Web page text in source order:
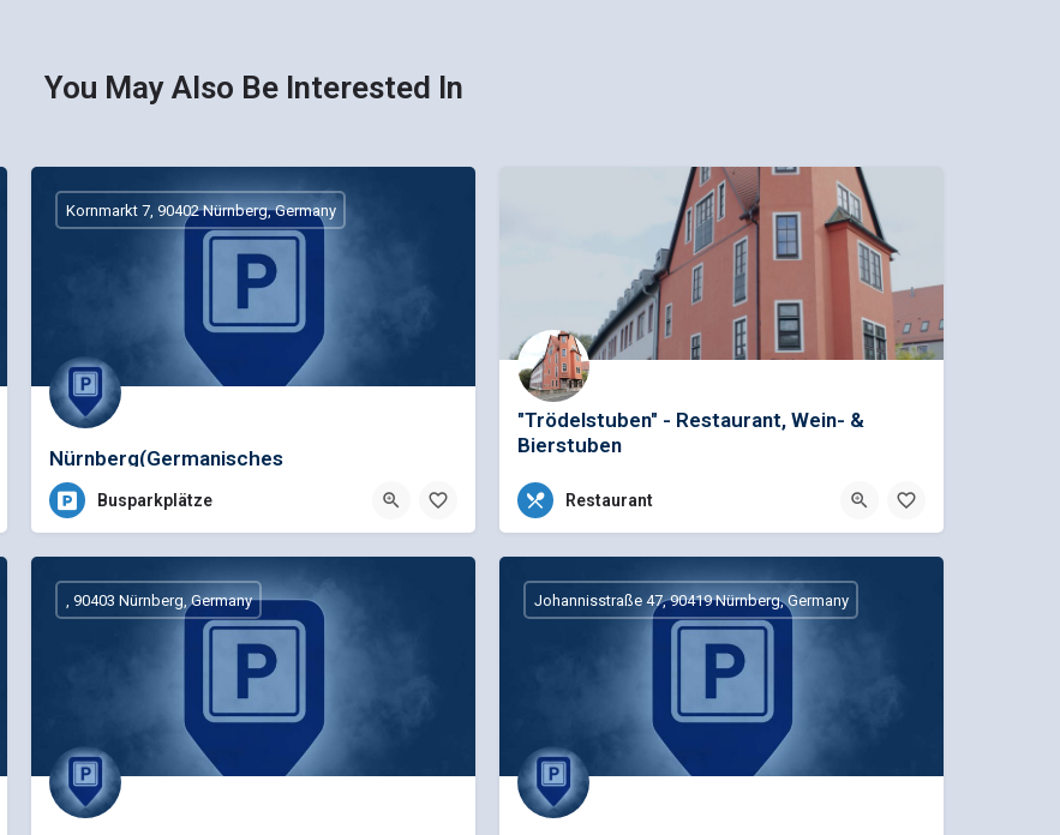
You May Also Be Interested In
Nürnberg(Germanisches
Museum)Kartäusergaße-P.B
Kornmarkt 7, 90402 Nürnberg, Germany
Busparkplätze
"Trödelstuben" - Restaurant, Wein- &
Bierstuben
+49 (0)911 36772767
Trödelmarkt 30, 90403 Nürnberg, Deutschland
Restaurant
, 90403 Nürnberg, Germany Johannisstraße 47, 90419 Nürnberg, Germany